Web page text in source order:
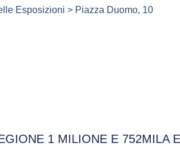
Esposizioni > Piazza Duomo, 10
1 MILIONE E 752MILA